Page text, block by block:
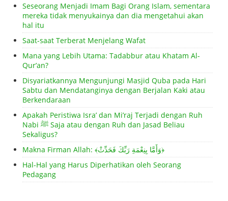
Seseorang Menjadi Imam Bagi Orang Islam, sementara
mereka tidak menyukainya dan dia mengetahui akan
hal itu
Saat-saat Terberat Menjelang Wafat
Mana yang Lebih Utama: Tadabbur atau Khatam Al-
Qur’an?
Disyariatkannya Mengunjungi Masjid Quba pada Hari
Sabtu dan Mendatanginya dengan Berjalan Kaki atau
Berkendaraan
Apakah Peristiwa Isra’ dan Mi’raj Terjadi dengan Ruh
Nabi ﷺ Saja atau dengan Ruh dan Jasad Beliau
Sekaligus?
Makna Firman Allah: ﴾وَأَمَّا بِنِعْمَةِ رَبِّكَ فَحَدِّثْ﴿
Hal-Hal yang Harus Diperhatikan oleh Seorang
Pedagang